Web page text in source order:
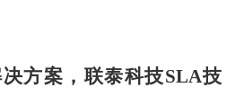
方案，联泰科技SLA技